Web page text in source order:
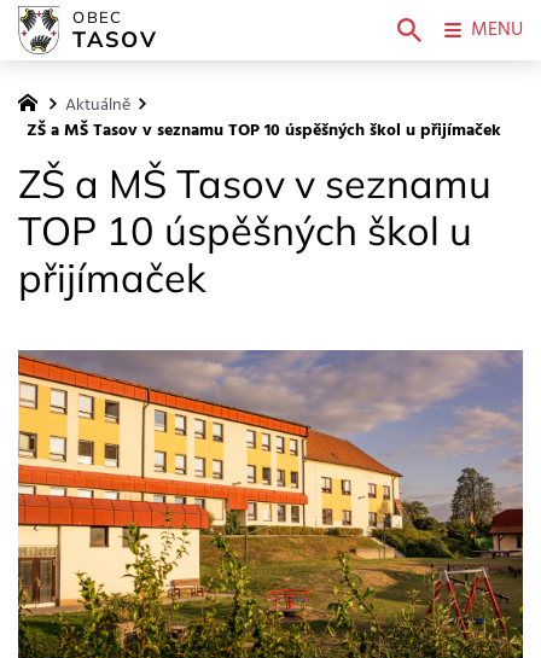
Aktuálně
ZŠ a MŠ Tasov v seznamu TOP 10 úspěšných škol u přijímaček
ZŠ a MŠ Tasov v seznamu
TOP 10 úspěšných škol u
přijímaček
OBEC
TASOV MENU